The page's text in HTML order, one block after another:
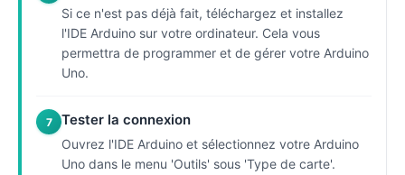
Si ce n'est pas déjà fait, téléchargez et installez
l'IDE Arduino sur votre ordinateur. Cela vous
permettra de programmer et de gérer votre Arduino
Uno.
7 Tester la connexion
Ouvrez l'IDE Arduino et sélectionnez votre Arduino
Uno dans le menu 'Outils' sous 'Type de carte'.